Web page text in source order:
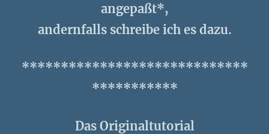
angepaßt*,
andernfalls schreibe ich es dazu.
*****************************
***********
Das Originaltutorial